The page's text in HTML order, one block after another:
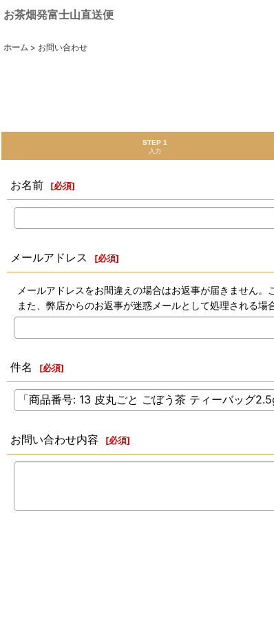
お茶畑発富士山直送便
ホーム > お問い合わせ
STEP 1
入力
お名前 [必須]
メールアドレス [必須]
メールアドレスをお間違えの場合はお返事が届きません。
また、弊店からのお返事が迷惑メールとして処理される場
件名 [必須]
お問い合わせ内容 [必須]